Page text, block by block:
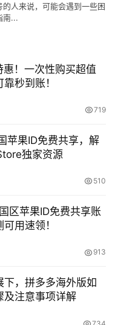
人来说，可能会遇到一些困
南...
惠！一次性购买超值
秒到账！
719
苹果ID免费共享，解
独家资源
510
区苹果ID免费共享账
用速领！
913
下，拼多多海外版如
及注意事项详解